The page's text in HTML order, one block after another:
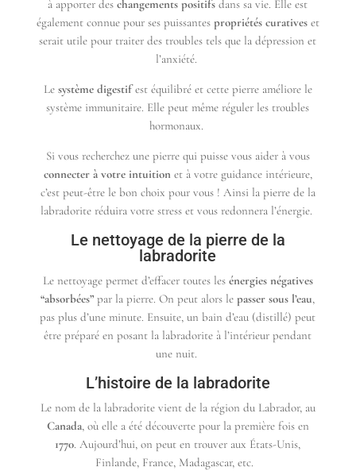
à apporter deschangements positifs dans sa vie. Elle est
également connue pour ses puissantespropriétés curativeset
serait utile pour traiter des troubles tels que la dépression et
l’anxiété.
Le système digestifest équilibré et cette pierre améliore le
système immunitaire. Elle peut même réguler les troubles
hormonaux.
Si vous recherchez une pierre qui puisse vous aider à vous
connecter à votre intuitionet à votre guidance intérieure,
c’est peut-être le bon choix pour vous ! Ainsi la pierre de la
labradorite réduira votre stress et vous redonnera l’énergie.
Le nettoyage de la pierre de la
labradorite
Le nettoyage permet d’effacer toutes les énergies négatives
“absorbées” par la pierre. On peut alors lepasser sous l’eau,
pas plus d’une minute. Ensuite, un bain d’eau (distillé) peut
être préparé en posant la labradorite à l’intérieur pendant
une nuit.
L’histoire de la labradorite
Le nom de la labradorite vient de la région du Labrador, au
Canada, où elle a été découverte pour la première fois en
1770. Aujourd’hui, on peut en trouver aux États-Unis,
Finlande, France, Madagascar, etc.